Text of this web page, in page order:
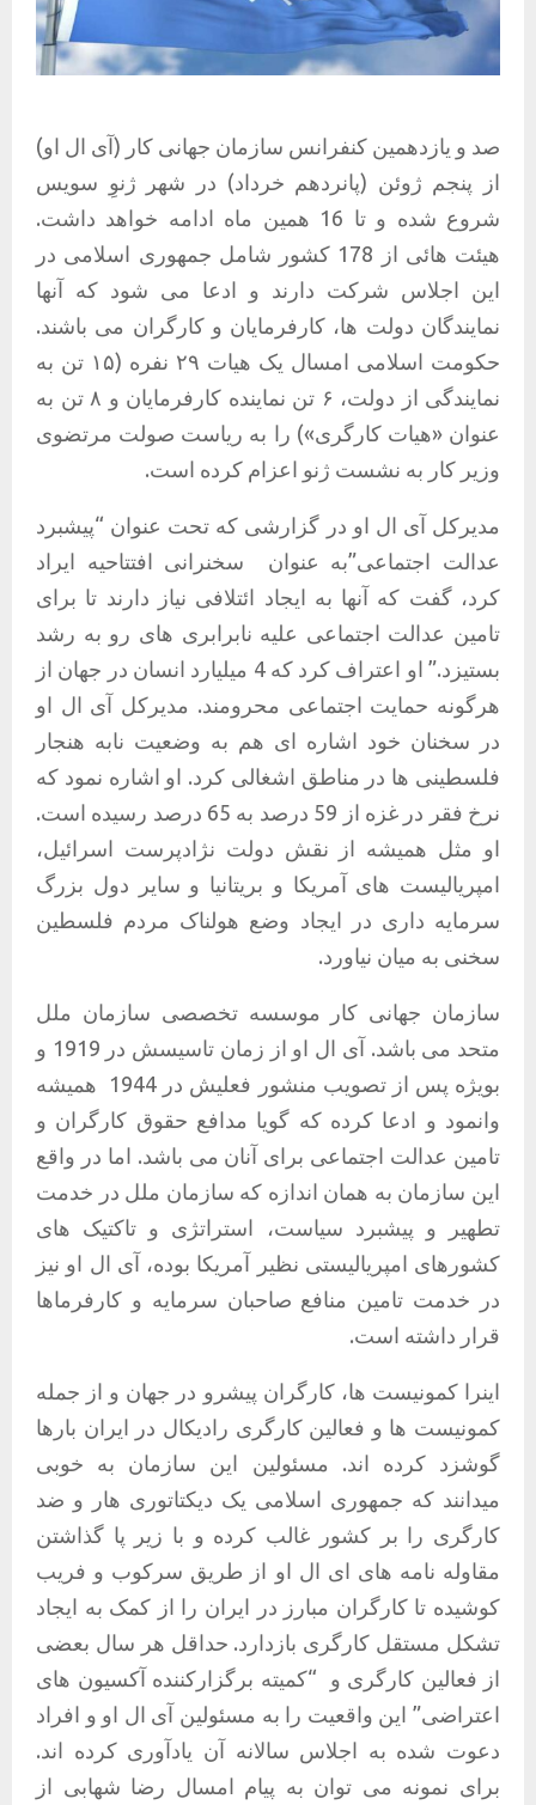
صد و یازدهمین کنفرانس سازمان جهانی کار (آی ال او)
از پنجم ژوئن (پانردهم خرداد) در شهر ژنوِ سویس
شروع شده و تا 16 همین ماه ادامه خواهد داشت.
هیئت هائی از 178 کشور شامل جمهوری اسلامی در
این اجلاس شرکت دارند و ادعا می شود که آنها
نمایندگان دولت ها، کارفرمایان و کارگران می باشند.
حکومت اسلامی امسال یک هیات ۲۹ نفره (۱۵ تن به
نمایندگی از دولت، ۶ تن نماینده کارفرمایان و ۸ تن به
عنوان «هیات کارگری») را به ریاست صولت مرتضوی
وزیر کار به نشست ژنو اعزام کرده است.
مدیرکل آی ال او در گزارشی که تحت عنوان “پیشبرد
عدالت اجتماعی”به عنوان
سخنرانی افتتاحیه ایراد
کرد، گفت که آنها به ایجاد ائتلافی نیاز دارند تا برای
تامین عدالت اجتماعی علیه نابرابری های رو به رشد
بستیزد.” او اعتراف کرد که 4 میلیارد انسان در جهان از
هرگونه حمایت اجتماعی محرومند. مدیرکل آی ال او
در سخنان خود اشاره ای هم به وضعیت نابه هنجار
فلسطینی ها در مناطق اشغالی کرد. او اشاره نمود که
نرخ فقر در غزه از 59 درصد به 65 درصد رسیده است.
او مثل همیشه از نقش دولت نژادپرست اسرائیل،
امپریالیست های آمریکا و بریتانیا و سایر دول بزرگ
سرمایه داری در ایجاد وضع هولناک مردم فلسطین
سخنی به میان نیاورد.
سازمان جهانی کار موسسه تخصصی سازمان ملل
متحد می باشد. آی ال او از زمان تاسیسش در 1919 و
بویژه پس از تصویب منشور فعلیش در 1944
همیشه
وانمود و ادعا کرده که گویا مدافع حقوق کارگران و
تامین عدالت اجتماعی برای آنان می باشد. اما در واقع
این سازمان به همان اندازه که سازمان ملل در خدمت
تطهیر و پیشبرد سیاست، استراتژی و تاکتیک های
کشورهای امپریالیستی نظیر آمریکا بوده، آی ال او نیز
در خدمت تامین منافع صاحبان سرمایه و کارفرماها
قرار داشته است.
اینرا کمونیست ها، کارگران پیشرو در جهان و از جمله
کمونیست ها و فعالین کارگری رادیکال در ایران بارها
گوشزد کرده اند. مسئولین این سازمان به خوبی
میدانند که جمهوری اسلامی یک دیکتاتوری هار و ضد
کارگری را بر کشور غالب کرده و با زیر پا گذاشتن
مقاوله نامه های ای ال او از طریق سرکوب و فریب
کوشیده تا کارگران مبارز در ایران را از کمک به ایجاد
تشکل مستقل کارگری بازدارد. حداقل هر سال بعضی
از فعالین کارگری و
“کمیته برگزارکننده آکسیون های
اعتراضی” این واقعیت را به مسئولین آی ال او و افراد
دعوت شده به اجلاس سالانه آن یادآوری کرده اند.
برای نمونه می توان به پیام امسال رضا شهابی از